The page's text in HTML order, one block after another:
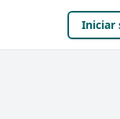
Iniciar